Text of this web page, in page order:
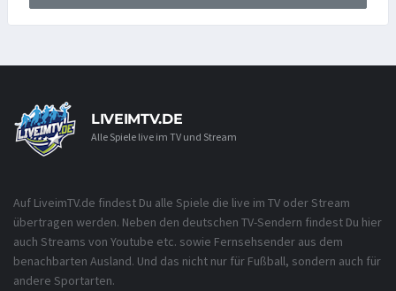
LIVEIMTV.DE
Alle Spiele live im TV und Stream
Auf LiveimTV.de findest Du alle Spiele die live im TV oder Stream
übertragen werden. Neben den deutschen TV-Sendern findest Du hier
auch Streams von Youtube etc. sowie Fernsehsender aus dem
benachbarten Ausland. Und das nicht nur für Fußball, sondern auch für
andere Sportarten.